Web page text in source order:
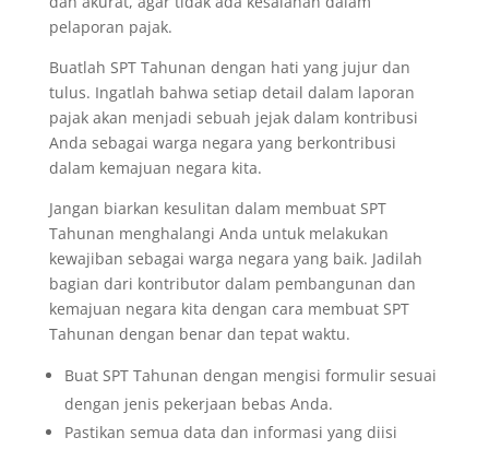
pelaporan pajak.
Buatlah SPT Tahunan dengan hati yang jujur dan
tulus. Ingatlah bahwa setiap detail dalam laporan
pajak akan menjadi sebuah jejak dalam kontribusi
Anda sebagai warga negara yang berkontribusi
dalam kemajuan negara kita.
Jangan biarkan kesulitan dalam membuat SPT
Tahunan menghalangi Anda untuk melakukan
kewajiban sebagai warga negara yang baik. Jadilah
bagian dari kontributor dalam pembangunan dan
kemajuan negara kita dengan cara membuat SPT
Tahunan dengan benar dan tepat waktu.
Buat SPT Tahunan dengan mengisi formulir sesuai
dengan jenis pekerjaan bebas Anda.
Pastikan semua data dan informasi yang diisi